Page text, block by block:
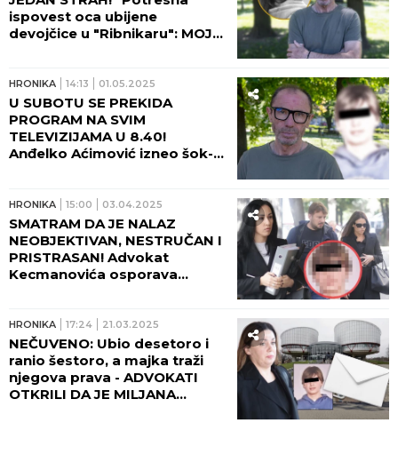
ispovest oca ubijene
devojčice u "Ribnikaru": MOJA
HRONIKA 14:13 01.05.2025
U SUBOTU SE PREKIDA
PROGRAM NA SVIM
TELEVIZIJAMA U 8.40!
Anđelko Aćimović izneo šok-
bolnici!
HRONIKA 15:00 03.04.2025
SMATRAM DA JE NALAZ
NEOBJEKTIVAN, NESTRUČAN I
PRISTRASAN! Advokat
Kecmanovića osporava
HRONIKA 17:24 21.03.2025
NEČUVENO: Ubio desetoro i
ranio šestoro, a majka traži
njegova prava - ADVOKATI
OTKRILI DA JE MILJANA